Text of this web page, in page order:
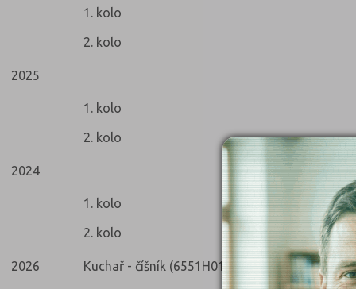
1. kolo
2. kolo
2025
1. kolo
2. kolo
2024
1. kolo
2. kolo
2026 Kuchař - číšník (6551H01)